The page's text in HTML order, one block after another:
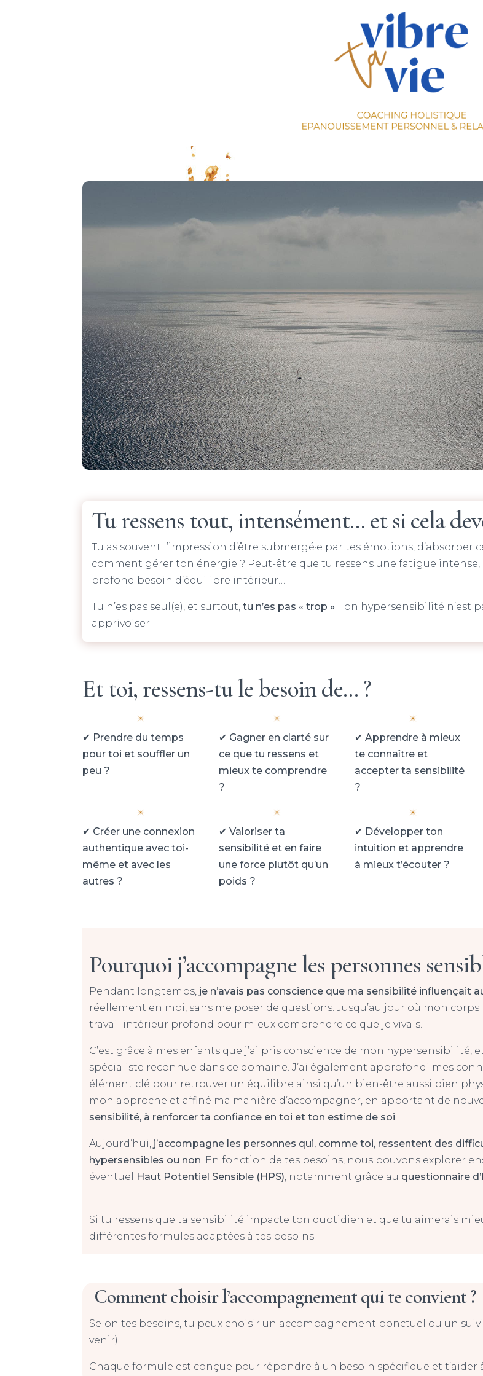
Tu ressens tout, intensément… et si cela
Tu as souvent l’impression d’être submergé·e par tes émotions,
comment gérer ton énergie ? Peut-être que tu ressens une fatigue
profond besoin d’équilibre intérieur…
Tu n’es pas seul(e), et surtout,tu n’es pas « trop ». Ton hypersensibilité n’est
apprivoiser.
Et toi, ressens-tu le besoin de… ?
✔ Prendre du temps
pour toi et souffler un
peu ?
✔ Gagner en clarté sur
ce que tu ressens et
mieux te comprendre
?
✔Apprendre à mieux
te connaître et
accepter ta sensibilité
?
✔ Créer une connexion
authentique avec toi-
même et avec les
autres ?
✔ Valoriser ta
sensibilité et en faire
une force plutôt qu’un
poids ?
✔ Développer ton
intuition et apprendre
à mieux t’écouter ?
Pourquoi j’accompagne les personnes
Pendant longtemps, je n’avais pas conscience que ma sensibilité influençait
réellement en moi, sans me poser de questions. Jusqu’au jour où mon
travail intérieur profond pour mieux comprendre ce que je vivais.
C’est grâce à mes enfants que j’ai pris conscience de mon hypersensibilité,
spécialiste reconnue dans ce domaine. J’ai également approfondi mes
élément clé pour retrouver un équilibre ainsi qu’un bien-être aussi bien
mon approche et affiné ma manière d’accompagner, en apportant de
sensibilité, à renforcer ta confiance en toi et ton estime de soi.
Aujourd’hui, j’accompagne les personnes qui, comme toi, ressentent des
hypersensibles ou non. En fonction de tes besoins, nous pouvons explorer
éventuel
Haut Potentiel Sensible (HPS), notamment grâce au questionnaire
Si tu ressens que ta sensibilité impacte ton quotidien et que tu aimerais
différentes formules adaptées à tes besoins.
Comment choisir l’accompagnement qui te convient ?
Selon tes besoins, tu peux choisir un accompagnement ponctuel ou un
venir).
Chaque formule est conçue pour répondre à un besoin spécifique et t’aider